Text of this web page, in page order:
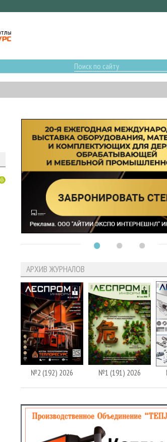
АРХИВ ЖУРНАЛОВ
№2 (192) 2026 №1 (191) 2026